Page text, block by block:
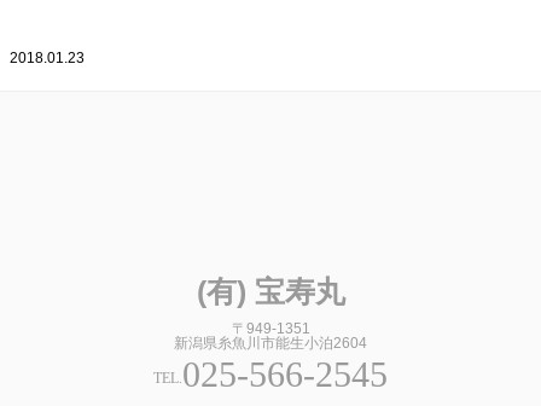
2018.01.23
(有) 宝寿丸
〒949-1351
新潟県糸魚川市能生小泊2604
TEL.025-566-2545